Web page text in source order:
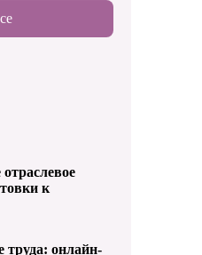
к
труда: онлайн-